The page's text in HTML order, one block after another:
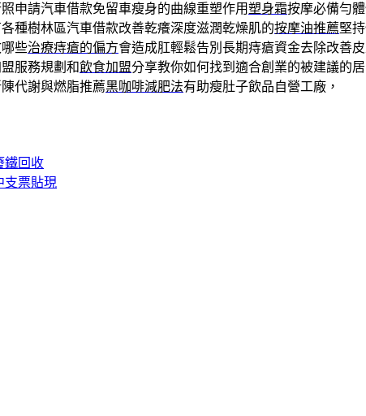
申請汽車借款免留車瘦身的曲線重塑作用塑身霜按摩必備勻
種樹林區汽車借款改善乾癢深度滋潤乾燥肌的按摩油推薦堅
些治療痔瘡的偏方會造成肛輕鬆告別長期痔瘡資金去除改善
服務規劃和飲食加盟分享教你如何找到適合創業的被建議的
代謝與燃脂推薦黑咖啡減肥法有助瘦肚子飲品自營工廠，
鐵回收
支票貼現